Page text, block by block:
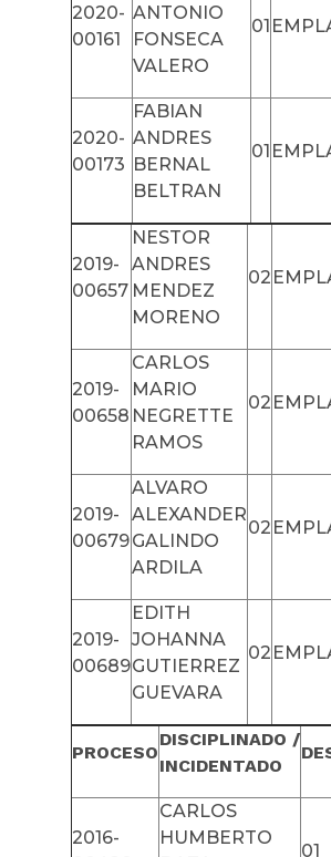
2020-
00161
ANTONIO
FONSECA
VALERO
01
2020-
00173
FABIAN
ANDRES
BERNAL
BELTRAN
01
2019-
00657
NESTOR
ANDRES
MENDEZ
MORENO
02
2019-
00658
CARLOS
MARIO
NEGRETTE
RAMOS
02
2019-
00679
ALVARO
ALEXANDER
GALINDO
ARDILA
02
2019-
00689
EDITH
JOHANNA
GUTIERREZ
GUEVARA
02
PROCESO
DISCIPLINADO /
INCIDENTADO
2016-
CARLOS
HUMBERTO
01